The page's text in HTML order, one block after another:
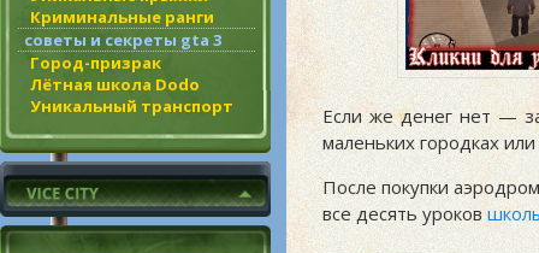
Криминальные ранги
советы и секреты gta 3
Город-призрак
Лётная школа Dodo
Уникальный транспорт
Если же денег нет —
маленьких городках
После покупки
все десять уроков